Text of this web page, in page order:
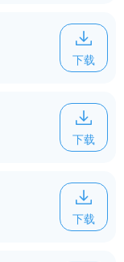
下载
下载
下载